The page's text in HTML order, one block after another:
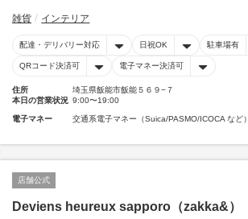
雑貨 インテリア
配達・デリバリー対応 日祝OK 駐車場有
QRコード決済可 電子マネー決済可
住所
埼玉県飯能市飯能５６９−７
本日の営業状況 9:00〜19:00
電子マネー 交通系電子マネー（Suica/PASMO/ICOCA など）
店舗公式
Deviens heureux sapporo（zakka&）